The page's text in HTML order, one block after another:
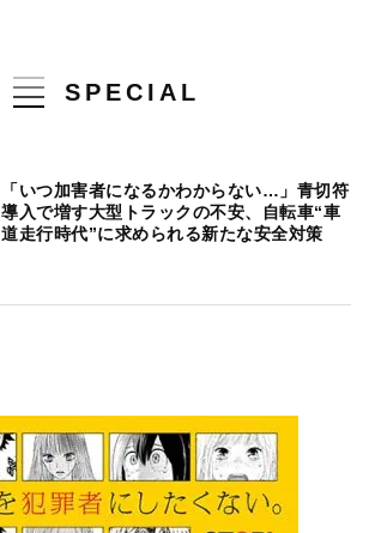
SPECIAL
「いつ加害者になるかわからない…」青切符
導入で増す大型トラックの不安、自転車“車
道走行時代”に求められる新たな安全対策